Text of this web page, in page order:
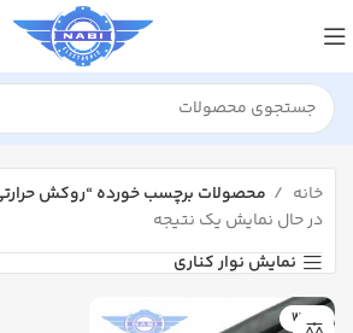
خانه
محصولات برچسب خورده “روکش
در حال نمایش یک نتیجه
نمایش نوار کناری
WOER